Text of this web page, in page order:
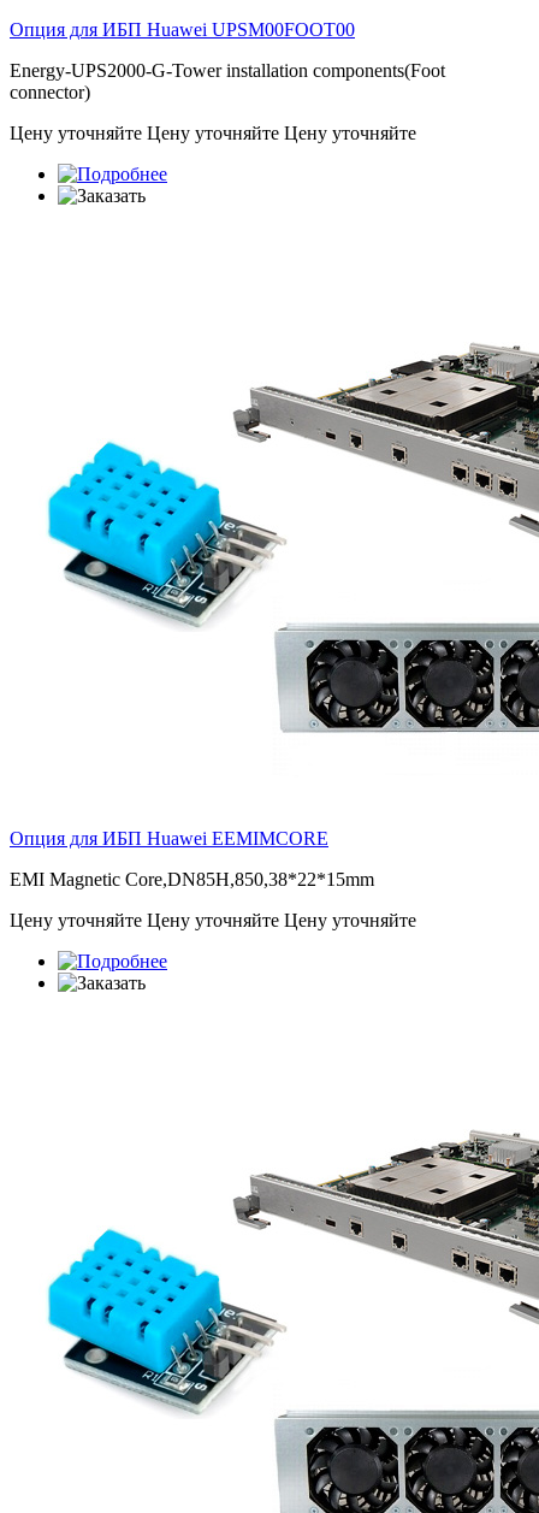
Опция для ИБП Huawei UPSM00FOOT00
Energy-UPS2000-G-Tower installation components(Foot
connector)
Цену уточняйте Цену уточняйте Цену уточняйте
Опция для ИБП Huawei EEMIMCORE
EMI Magnetic Core,DN85H,850,38*22*15mm
Цену уточняйте Цену уточняйте Цену уточняйте